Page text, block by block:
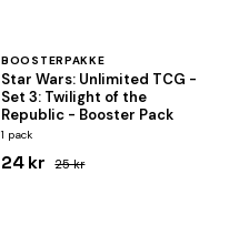
BOOSTERPAKKE
Star Wars: Unlimited TCG -
Set 3: Twilight of the
Republic - Booster Pack
1 pack
24 kr 25 kr